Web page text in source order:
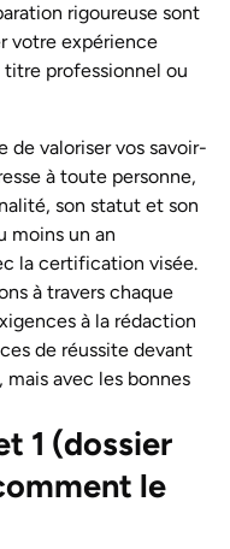
rigoureuse sont
votre expérience
professionnel ou
de valoriser vos savoir-
à toute personne,
son statut et son
moins un an
la certification visée.
à travers chaque
à la rédaction
de réussite devant
avec les bonnes
1 (dossier
le